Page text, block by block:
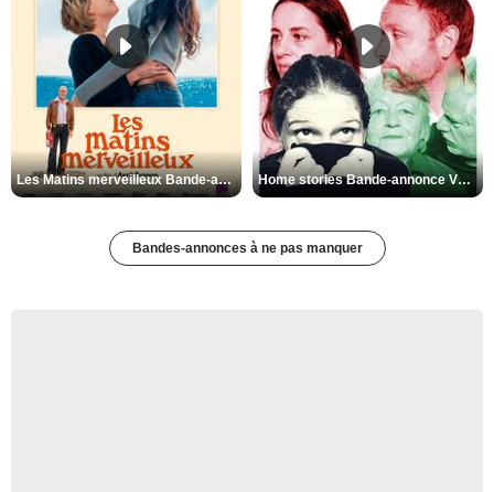
Les Matins merveilleux Bande-annonce VF Home stories Bande-annonce VO STFR
Bandes-annonces à ne pas manquer